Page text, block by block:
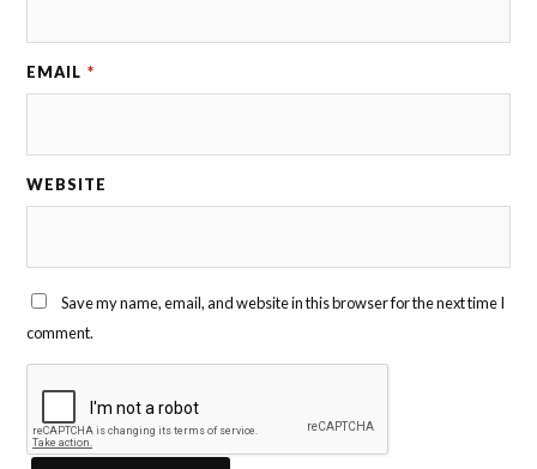
EMAIL *
WEBSITE
Save my name, email, and website in this browser for the next time I
comment.